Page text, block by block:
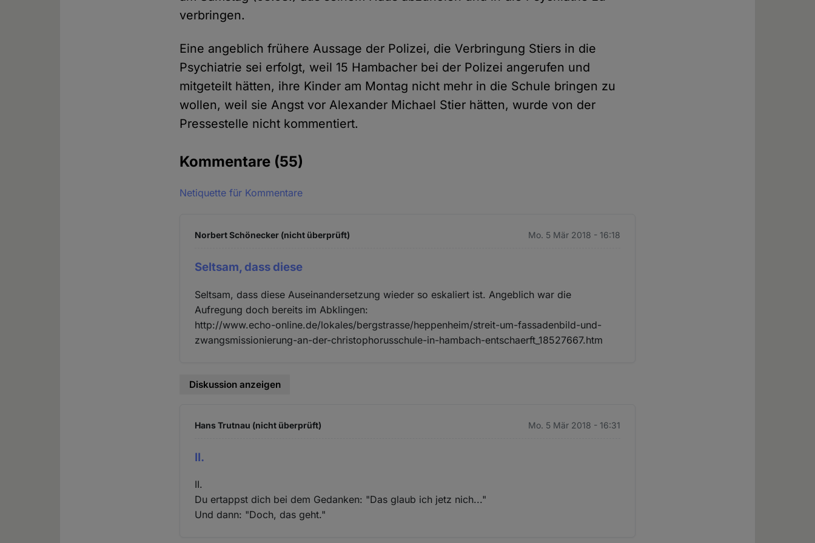
verbringen.
Eine angeblich frühere Aussage der Polizei, die Verbringung Stiers in die
Psychiatrie sei erfolgt, weil 15 Hambacher bei der Polizei angerufen und
mitgeteilt hätten, ihre Kinder am Montag nicht mehr in die Schule bringen zu
wollen, weil sie Angst vor Alexander Michael Stier hätten, wurde von der
Pressestelle nicht kommentiert.
Kommentare (55)
Netiquette für Kommentare
Norbert Schönecker (nicht überprüft) Mo. 5 Mär 2018 - 16:18
Seltsam, dass diese
Seltsam, dass diese Auseinandersetzung wieder so eskaliert ist. Angeblich war die
Aufregung doch bereits im Abklingen:
http://www.echo-online.de/lokales/bergstrasse/heppenheim/streit-um-fassadenbild-und-
zwangsmissionierung-an-der-christophorusschule-in-hambach-entschaerft_18527667.htm
Diskussion anzeigen
Hans Trutnau (nicht überprüft) Mo. 5 Mär 2018 - 16:31
II.
II.
Du ertappst dich bei dem Gedanken: "Das glaub ich jetz nich..."
Und dann: "Doch, das geht."